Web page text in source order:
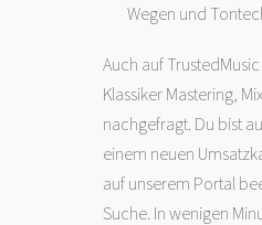
Wegen und
Auch auf
Klassiker Mastering,
nachgefragt. Du bist
einem neuen
auf unserem Portal
Suche. In wenigen